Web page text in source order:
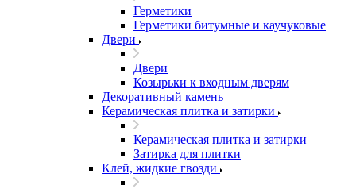
Герметики
Герметики битумные и каучуковые
Двери
Двери
Козырьки к входным дверям
Декоративный камень
Керамическая плитка и затирки
Керамическая плитка и затирки
Затирка для плитки
Клей, жидкие гвозди